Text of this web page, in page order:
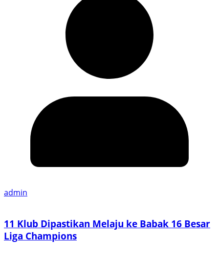
admin
11 Klub Dipastikan Melaju ke Babak 16 Besar
Liga Champions